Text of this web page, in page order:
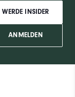
WERDE INSIDER
ANMELDEN